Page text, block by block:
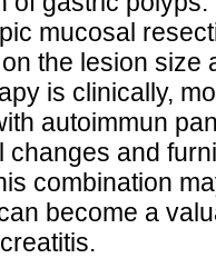
mucosal
the lesion size
is clinically,
autoimmun
changes and
combination
become a